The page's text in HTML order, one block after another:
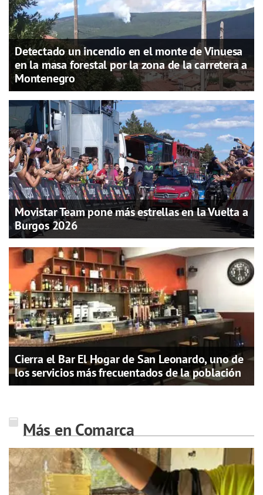
Detectado un incendio en el monte de Vinuesa
en la masa forestal por la zona de la carretera a
Montenegro
Movistar Team pone más estrellas en la Vuelta a
Burgos 2026
Cierra el Bar El Hogar de San Leonardo, uno de
los servicios más frecuentados de la población
Más en Comarca